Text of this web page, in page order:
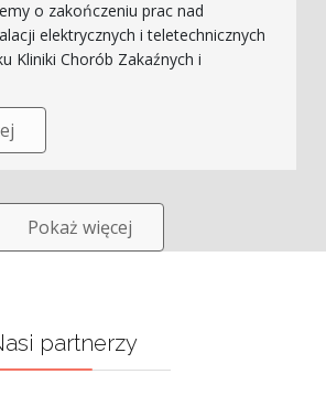
o zakończeniu prac nad
elektrycznych i teletechnicznych
Kliniki Chorób Zakaźnych i
Pokaż więcej
partnerzy